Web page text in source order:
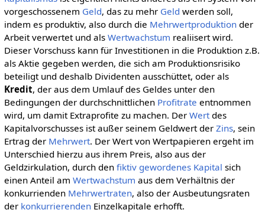
vorgeschossenem Geld, das zu mehr Geld werden soll,
indem es produktiv, also durch die Mehrwertproduktionder
Arbeit verwertet und als Wertwachstum realiisert wird.
Dieser Vorschuss kann für Investitionen in die Produktion z.B.
als Aktie gegeben werden, die sich am Produktionsrisiko
beteiligt und deshalb Dividenten ausschüttet, oder als
Kredit, der aus dem Umlauf des Geldes unter den
Bedingungen der durchschnittlichen Profitrate entnommen
wird, um damit Extraprofite zu machen. Der Wertdes
Kapitalvorschusses ist außer seinem Geldwert der Zins, sein
Ertrag der Mehrwert. Der Wert von Wertpapieren ergeht im
Unterschied hierzu aus ihrem Preis, also aus der
Geldzirkulation, durch den fiktiv gewordenes Kapital sich
einen Anteil am Wertwachstum aus dem Verhältnis der
konkurrienden Mehrwertraten, also der Ausbeutungsraten
der konkurrierendenEinzelkapitale erhofft.